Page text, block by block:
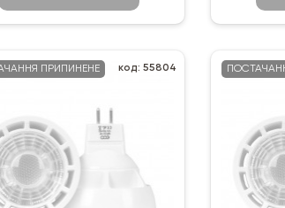
ПРИПИНЕНЕ код: 55804